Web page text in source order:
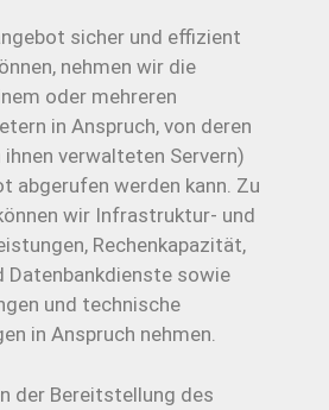
sicher und effizient
nehmen wir die
oder mehreren
in Anspruch, von deren
ihnen verwalteten Servern)
abgerufen werden kann. Zu
wir Infrastruktur- und
Rechenkapazität,
Datenbankdienste sowie
und technische
in Anspruch nehmen.
der Bereitstellung des